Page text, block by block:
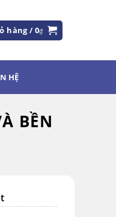
hàng /0₫
HỆ
BỀN